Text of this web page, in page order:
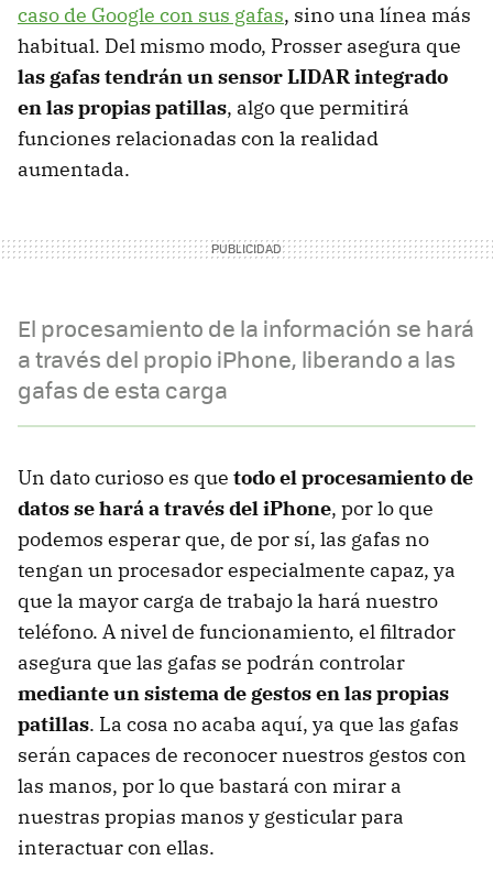
caso de Google con sus gafas, sino una línea más
habitual. Del mismo modo, Prosser asegura que
las gafas tendrán un sensor LIDAR integrado
en las propias patillas, algo que permitirá
funciones relacionadas con la realidad
aumentada.
El procesamiento de la información se hará
a través del propio iPhone, liberando a las
gafas de esta carga
Un dato curioso es que todo el procesamiento de
datos se hará a través del iPhone, por lo que
podemos esperar que, de por sí, las gafas no
tengan un procesador especialmente capaz, ya
que la mayor carga de trabajo la hará nuestro
teléfono. A nivel de funcionamiento, el filtrador
asegura que las gafas se podrán controlar
mediante un sistema de gestos en las propias
patillas. La cosa no acaba aquí, ya que las gafas
serán capaces de reconocer nuestros gestos con
las manos, por lo que bastará con mirar a
nuestras propias manos y gesticular para
interactuar con ellas.